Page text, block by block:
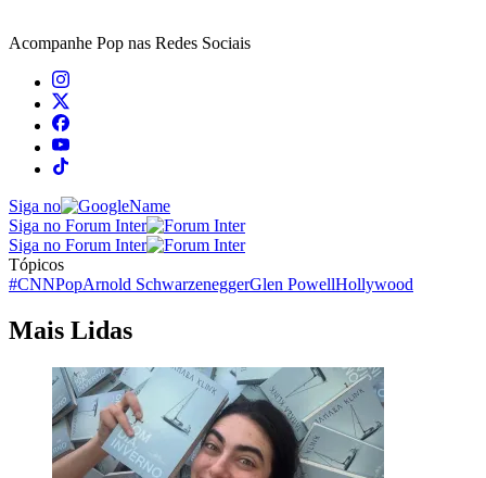
Acompanhe Pop nas Redes Sociais
Siga no
Siga no Forum Inter
Siga no Forum Inter
Tópicos
#CNNPopArnold SchwarzeneggerGlen PowellHollywood
Mais Lidas